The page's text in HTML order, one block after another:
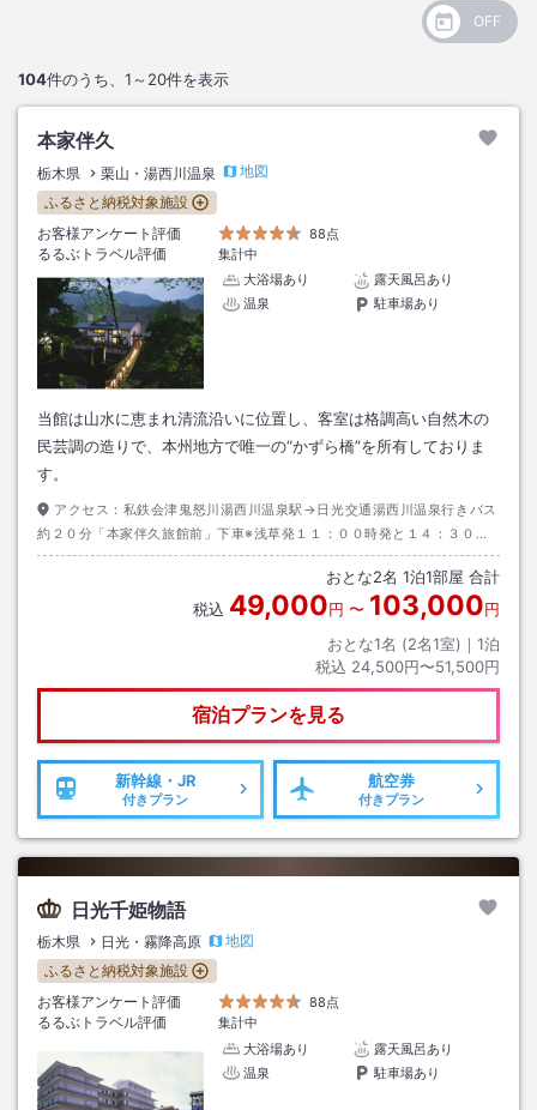
104件のうち、 1～20件を表示
本家伴久
栃木県 栗山・湯西川温泉
地図
ふるさと納税対象施設
お客様アンケート評価
88点
るるぶトラベル評価
集計中
大浴場あり
露天風呂あり
温泉
駐車場あり
当館は山水に恵まれ清流沿いに位置し、客室は格調高い自然木の
民芸調の造りで、本州地方で唯一の“かずら橋”を所有しておりま
す。
アクセス： 私鉄会津鬼怒川湯西川温泉駅→日光交通湯西川温泉行きバス
約２０分「本家伴久旅館前」下車※浅草発１１：００時発と１４：３０発
の特急が湯西川温泉駅発のバスへ接続します。（１４：３０発の電車は最
終バスへ接続） 日光市街から本家伴久までは車で１時間３０分ほどかかり
おとな2名 1泊1部屋 合計
税込 49,000円 〜 103,000円
おとな1名 (2名1室)｜ 1泊
税込 24,500円〜51,500円
宿泊プランを見る
新幹線・JR
付きプラン
航空券
付きプラン
日光千姫物語
栃木県 日光・霧降高原
地図
ふるさと納税対象施設
お客様アンケート評価
88点
るるぶトラベル評価
集計中
大浴場あり
露天風呂あり
温泉
駐車場あり